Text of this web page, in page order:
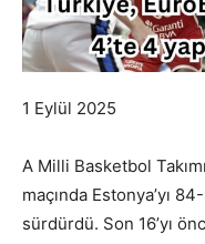
1 Eylül 2025
A Milli Basketbol
maçında Estonya’yı
sürdürdü. Son 16’yı